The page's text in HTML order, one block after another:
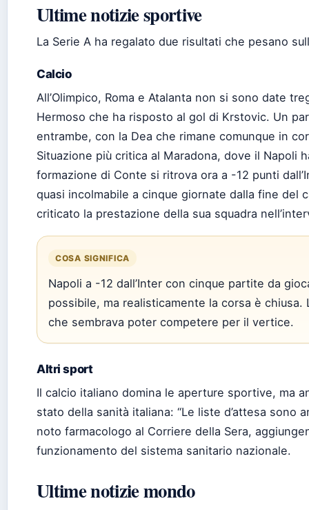
Ultime notizie sportive
La Serie A ha regalato due risultati che pesano
Calcio
All’Olimpico, Roma e Atalanta non si sono date
Hermoso che ha risposto al gol di Krstovic. Un
entrambe, con la Dea che rimane comunque in
Situazione più critica al Maradona, dove il Napoli
formazione di Conte si ritrova ora a -12 punti
quasi incolmabile a cinque giornate dalla fine del
criticato la prestazione della sua squadra
COSA SIGNIFICA
Napoli a -12 dall’Inter con cinque partite da
possibile, ma realisticamente la corsa è chiusa.
che sembrava poter competere per il vertice.
Altri sport
Il calcio italiano domina le aperture sportive, ma
stato della sanità italiana: “Le liste d’attesa sono
noto farmacologo al Corriere della Sera,
funzionamento del sistema sanitario nazionale.
Ultime notizie mondo